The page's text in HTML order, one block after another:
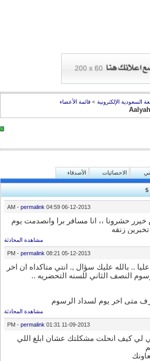
الإلكترونية > قائمة الأعضاء
الاحصائيات الأصدقاء
06-12-2013
04:59 AM
-permalink
حشرونا ،، انا مسافر برا وانصدمت يوم
زنقه
مشاهدة المحادثة
05-12-2013
08:21 PM
-permalink
.. بالله عليك سؤال ,. انتي متاكداه ان اخر
النصف الثاني للسنه التحضريه ..
متى اخر يوم لسداد الرسوم
مشاهدة المحادثة
11-09-2013
01:31 PM
-permalink
لي كيف انحلت مشكلتك عشان ابلغ اللي